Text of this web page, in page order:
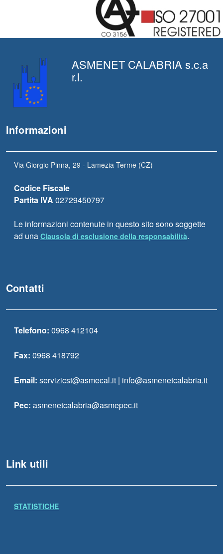
ASMENET CALABRIA s.c.a
r.l.
Informazioni
Via Giorgio Pinna, 29 - Lamezia Terme (CZ)
Codice Fiscale
Partita IVA 02729450797
Le informazioni contenute in questo sito sono soggette
ad una Clausola di esclusione della responsabilità.
Contatti
Telefono: 0968 412104
Fax: 0968 418792
Email: servizicst@asmecal.it | info@asmenetcalabria.it
Pec: asmenetcalabria@asmepec.it
Link utili
STATISTICHE